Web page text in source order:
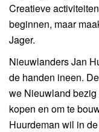
Creatieve
beginnen, maar
Jager.
Nieuwlanders Jan
de handen ineen.
we Nieuwland
kopen en om te
Huurdeman wil in